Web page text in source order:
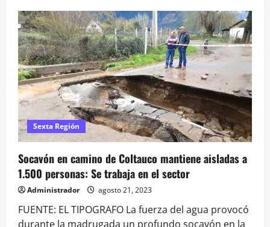
Un
hombre
armado
irrumpió
en
dos
locales,
asesinó
a
tiros
al
menos
a
16
personas
y
lo
busca
todo
Estados
Unidos
Sexta Región
Socavón en camino de Coltauco mantiene aisladas a
1.500 personas: Se trabaja en el sector
Administrador agosto 21, 2023
FUENTE: EL TIPOGRAFO La fuerza del agua provocó
durante la madrugada un profundo socavón en la